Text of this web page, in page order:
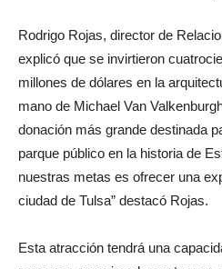
Rodrigo Rojas, director de
explicó que se invirtieron
millones de dólares en la
mano de Michael Van
donación más grande destinada
parque público en la historia de
nuestras metas es ofrecer una
ciudad de Tulsa” destacó Rojas.
Esta atracción tendrá una